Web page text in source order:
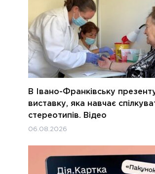
В Івано-Франківську
виставку, яка навчає
стереотипів. Відео
06.08.2026